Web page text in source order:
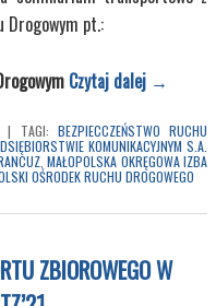
Drogowym pt.:
Czytaj dalej →
| TAGI: BEZPIECCZEŃSTWO RUCHU
KOMUNIKACYJNYM S.A.
, MAŁOPOLSKA OKRĘGOWA IZBA
OŚRODEK RUCHU DROGOWEGO
ZBIOROWEGO W